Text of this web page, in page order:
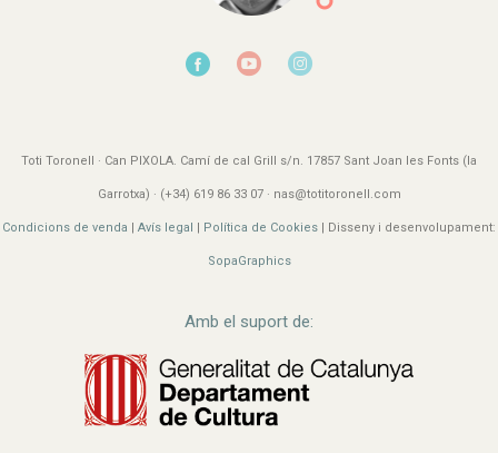
Toti Toronell · Can PIXOLA. Camí de cal Grill s/n. 17857 Sant Joan les Fonts (la
Garrotxa) · (+34) 619 86 33 07 · nas@totitoronell.com
Condicions de venda Avís legal Política de Cookies | Disseny i desenvolupament:
SopaGraphics
Amb el suport de: